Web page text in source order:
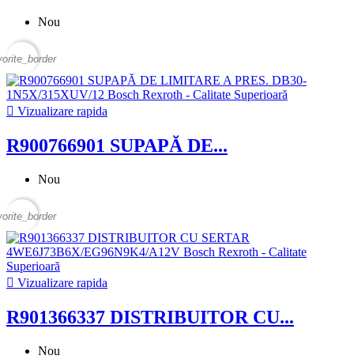
Nou
 Vizualizare rapida
R900766901 SUPAPĂ DE...
Nou
 Vizualizare rapida
R901366337 DISTRIBUITOR CU...
Nou